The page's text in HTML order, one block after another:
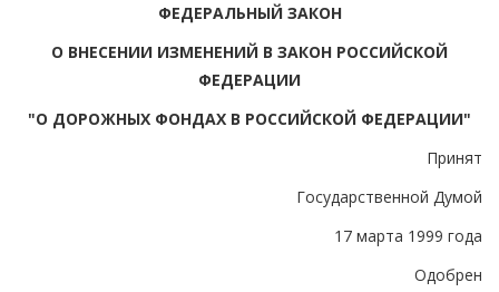
ФЕДЕРАЛЬНЫЙ ЗАКОН
О ВНЕСЕНИИ ИЗМЕНЕНИЙ В ЗАКОН РОССИЙСКОЙ
ФЕДЕРАЦИИ
"О ДОРОЖНЫХ ФОНДАХ В РОССИЙСКОЙ ФЕДЕРАЦИИ"
Принят
Государственной Думой
17 марта 1999 года
Одобрен